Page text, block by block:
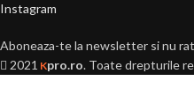
Instagram
Aboneaza-te la newsletter si nu
2021 Kpro.ro. Toate drepturile